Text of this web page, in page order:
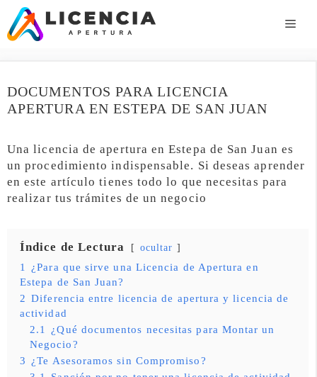
Saltar
contenido
DOCUMENTOS PARA LICENCIA
APERTURA EN ESTEPA DE SAN JUAN
Una licencia de apertura en Estepa de San Juan es
un procedimiento indispensable. Si deseas aprender
en este artículo tienes todo lo que necesitas para
realizar tus trámites de un negocio
Índice de Lectura ocultar
1
¿Para que sirve una Licencia de Apertura en
Estepa de San Juan?
2 Diferencia entre licencia de apertura y licencia de
actividad
2.1
¿Qué documentos necesitas para Montar un
Negocio?
3 ¿Te Asesoramos sin Compromiso?